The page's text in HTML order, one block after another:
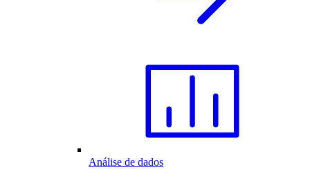
Análise de dados